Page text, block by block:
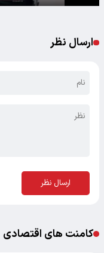
ارسال نظر
ارسال نظر
کامنت های اقتصادی